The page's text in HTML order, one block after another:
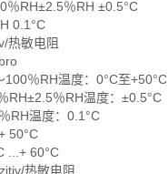
％RH±2.5％RH ±0.5°C
0.1°C
热敏电阻
％RH温度：0°C至+50°C
％RH温度：±0.5°C
RH温度：0.1°C
50°C
60°C
热敏电阻